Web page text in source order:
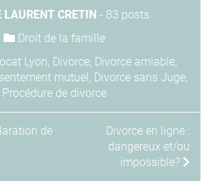
LAURENT CRETIN - 83 posts
Droit de la famille
Lyon, Divorce, Divorce amiable,
mutuel, Divorce sans Juge,
Procédure de divorce
de
Divorce en ligne :
dangereux et/ou
impossible?